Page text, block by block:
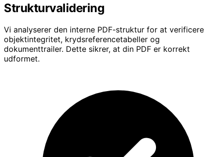
Strukturvalidering
Vi analyserer den interne PDF-struktur for at verificere
objektintegritet, krydsreferencetabeller og
dokumenttrailer. Dette sikrer, at din PDF er korrekt
udformet.